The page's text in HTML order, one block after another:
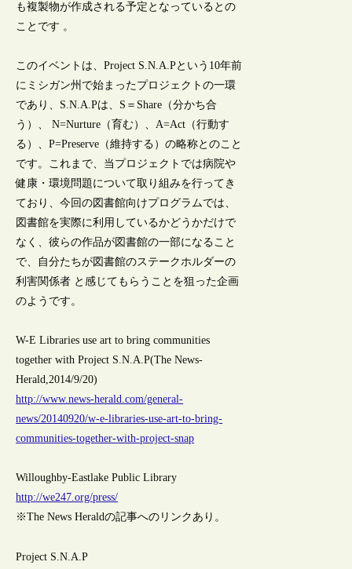
も複製物が作成される予定となっているとの
ことです 。
このイベントは、Project S.N.A.Pという10年前
にミシガン州で始まったプロジェクトの一環
であり、S.N.A.Pは、S＝Share（分かち合
う）、 N=Nurture（育む）、A=Act（行動す
る）、P=Preserve（維持する）の略称とのこと
です。これまで、当プロジェクトでは病院や
健康・環境問題について取り組みを行ってき
ており、今回の図書館向けプログラムでは、
図書館を実際に利用しているかどうかだけで
なく、彼らの作品が図書館の一部になること
で、自分たちが図書館のステークホルダーの
利害関係者 と感じてもらうことを狙った企画
のようです。
W-E Libraries use art to bring communities
together with Project S.N.A.P(The News-
Herald,2014/9/20)
http://www.news-herald.com/general-
news/20140920/w-e-libraries-use-art-to-bring-
communities-together-with-project-snap
Willoughby-Eastlake Public Library
http://we247.org/press/
※The News Heraldの記事へのリンクあり。
Project S.N.A.P